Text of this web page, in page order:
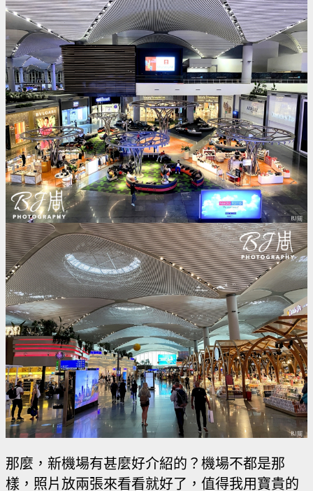
那麼，新機場有甚麼好介紹的？機場不都是那
樣，照片放兩張來看看就好了，值得我用寶貴的